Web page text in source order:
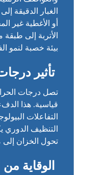
الغبار الدقيقة
أو الأغطية غير
الأتربة إلى
بيئة خصبة لنمو
تأثير
تصل درجات
قياسية. هذا
التفاعلات
التنظيف الدوري
تحول الخزان إلى
الوقاية